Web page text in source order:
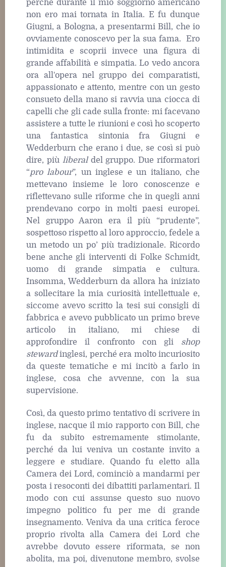
perché durante il mio soggiorno americano
non ero mai tornata in Italia. E fu dunque
Giugni, a Bologna, a presentarmi Bill, che io
ovviamente conoscevo per la sua fama. Ero
intimidita e scoprii invece una figura di
grande affabilità e simpatia. Lo vedo ancora
ora all'opera nel gruppo dei comparatisti,
appassionato e attento, mentre con un gesto
consueto della mano si ravvia una ciocca di
capelli che gli cade sulla fronte: mi facevano
assistere a tutte le riunioni e così ho scoperto
una fantastica sintonia fra Giugni e
Wedderburn che erano i due, se così si può
dire, più liberal del gruppo. Due riformatori
“pro labour”, un inglese e un italiano, che
mettevano insieme le loro conoscenze e
riflettevano sulle riforme che in quegli anni
prendevano corpo in molti paesi europei.
Nel gruppo Aaron era il più “prudente”,
sospettoso rispetto al loro approccio, fedele a
un metodo un po’ più tradizionale. Ricordo
bene anche gli interventi di Folke Schmidt,
uomo di grande simpatia e cultura.
Insomma, Wedderburn da allora ha iniziato
a sollecitare la mia curiosità intellettuale e,
siccome avevo scritto la tesi sui consigli di
fabbrica e avevo pubblicato un primo breve
articolo in italiano, mi chiese di
approfondire il confronto con gli shop
stewardinglesi, perché era molto incuriosito
da queste tematiche e mi incitò a farlo in
inglese, cosa che avvenne, con la sua
supervisione.
Così, da questo primo tentativo di scrivere in
inglese, nacque il mio rapporto con Bill, che
fu da subito estremamente stimolante,
perché da lui veniva un costante invito a
leggere e studiare. Quando fu eletto alla
Camera dei Lord, cominciò a mandarmi per
posta i resoconti dei dibattiti parlamentari. Il
modo con cui assunse questo suo nuovo
impegno politico fu per me di grande
insegnamento. Veniva da una critica feroce
proprio rivolta alla Camera dei Lord che
avrebbe dovuto essere riformata, se non
abolita, ma poi, divenutone membro, svolse